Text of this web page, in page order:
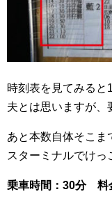
時刻表を見てみると
夫とは思いますが、
あと本数自体そこま
スターミナルでけ
乗車時間：30分 料